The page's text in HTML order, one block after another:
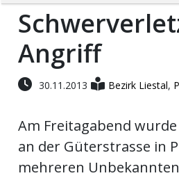
Immobilien
Veranstaltungen
Stellen
E-
Angriff
30.11.2013 Bezirk Liestal,
Am Freitagabend
an der Güterstrasse in
mehreren